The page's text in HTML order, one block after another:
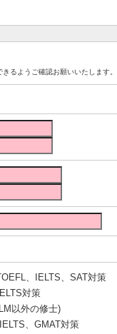
るようご確認お願いいたします。
、IELTS、SAT対策
対策
以外の修士)
、GMAT対策